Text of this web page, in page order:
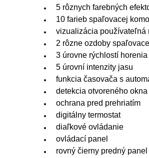
5 rôznych farebných
10 farieb spaľovacej
vizualizácia používateľná
2 rôzne ozdoby
3 úrovne rýchlostí horenia
5 úrovní intenzity jasu
funkcia časovača s
detekcia otvoreného okna
ochrana pred prehriatím
digitálny termostat
diaľkové ovládanie
ovládací panel
rovný čierny predný panel